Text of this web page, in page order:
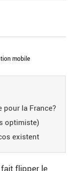
mobile
pour la France?
optimiste)
existent
flipper le